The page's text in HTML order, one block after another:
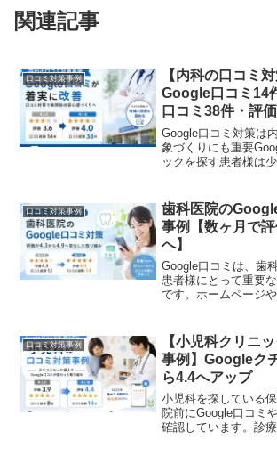
関連記事
口コミ対策事例
【内科の口コミ対
Google口コミ14
口コミ38件・評
Google口コミ対策は
象づくりにも重要
ックを探す患者様は
を確認してから受診
も...
口コミ対策事例
歯科医院の
事例【数ヶ月で
へ】
Google口コミは、歯
患者様にとって重要
です。ホームページ
なくありません。今
ケを活用した...
口コミ対策事例
【小児科クリニ
事例】Googleク
ら4.4へアップ
小児科を探している
院前にGoogle口コミ
確認しています。診